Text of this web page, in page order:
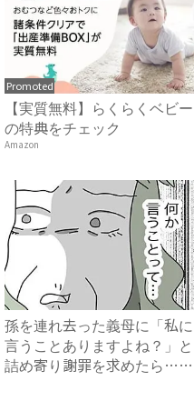
Promoted
【実質無料】らくらくベビー
の特典をチェック
Amazon
孫を連れ去った義母に「私に
言うことありますよね？」と
詰め寄り謝罪を求めたら…